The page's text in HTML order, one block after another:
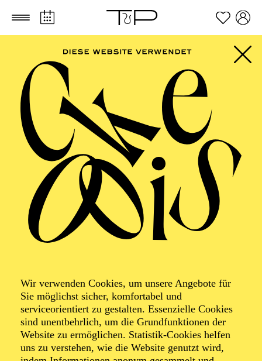
Zum Hauptinhalt springen Zum Footer springen
Wir verwenden Cookies, um unsere Angebote für
Sie möglichst sicher, komfortabel und
serviceorientiert zu gestalten. Essenzielle Cookies
sind unentbehrlich, um die Grundfunktionen der
Website zu ermöglichen. Statistik-Cookies helfen
uns zu verstehen, wie die Website genutzt wird,
ESSENER
PHILHARMONIKER
Schwein gehabt!
Eine musikalische Erzählung vom
singenden Schwein
Eine musikalische Erzählung von dem Schwein